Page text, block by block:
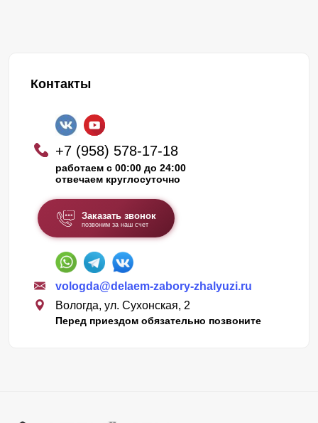
Контакты
+7 (958) 578-17-18
работаем с 00:00 до 24:00
отвечаем круглосуточно
Заказать звонок
позвоним за наш счет
vologda@delaem-zabory-zhalyuzi.ru
Вологда, ул. Сухонская, 2
Перед приездом обязательно позвоните